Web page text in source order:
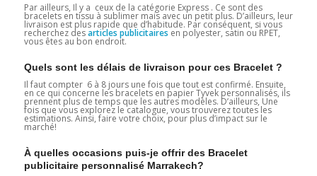
Par ailleurs, Il y a ceux de la catégorie Express . Ce sont des
bracelets en tissu à sublimer mais avec un petit plus. D’ailleurs, leur
livraison est plus rapide que d’habitude. Par conséquent, si vous
recherchez desarticles publicitaires en polyester, satin ou RPET,
vous êtes au bon endroit.
Quels sont les délais de livraison pour ces Bracelet ?
Il faut compter 6 à 8 jours une fois que tout est confirmé. Ensuite,
en ce qui concerne les bracelets en papier Tyvek personnalisés, ils
prennent plus de temps que les autres modèles. D’ailleurs, Une
fois que vous explorez le catalogue, vous trouverez toutes les
estimations. Ainsi, faire votre choix, pour plus d’impact sur le
marché!
À quelles occasions puis-je offrir des Bracelet
publicitaire personnalisé Marrakech?